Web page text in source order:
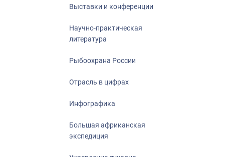
Выставки и конференции
Научно-практическая
литература
Рыбоохрана России
Отрасль в цифрах
Инфографика
Большая африканская
экспедиция